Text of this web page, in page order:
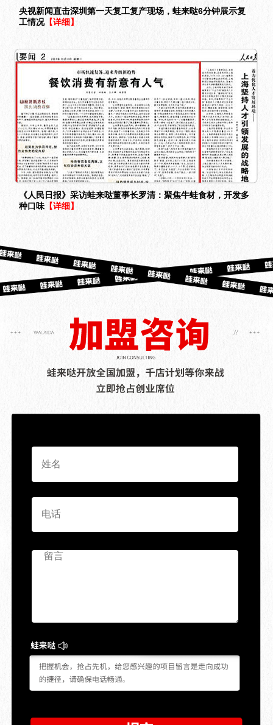
央视新闻直击深圳第一天复工复产现场，蛙来哒6分钟展示复
工情况【详细】
《人民日报》采访蛙来哒董事长罗清：聚焦牛蛙食材，开发多
种口味 【详细】